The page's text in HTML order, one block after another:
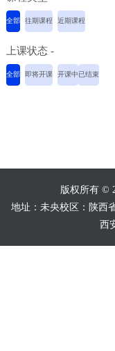
全部 往期课程 近期课程
上课状态 -
全部 即将开课 开课中已结束
版权所有 ©
地址：未央校区：陕西
西